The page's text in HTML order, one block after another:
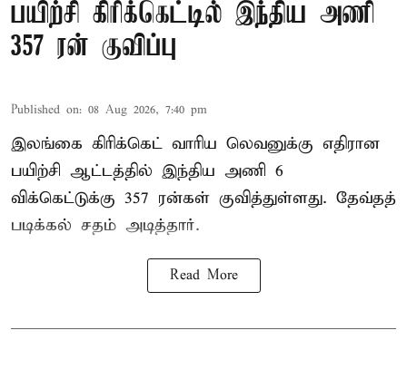
பயிற்சி கிரிக்கெட்டில் இந்திய அணி
357 ரன் குவிப்பு
Published on: 08 Aug 2026, 7:40 pm
இலங்கை கிரிக்கெட் வாரிய லெவனுக்கு எதிரான
பயிற்சி ஆட்டத்தில் இந்திய அணி 6
விக்கெட்டுக்கு 357 ரன்கள் குவித்துள்ளது. தேவ்தத்
படிக்கல் சதம் அடித்தார்.
Read More